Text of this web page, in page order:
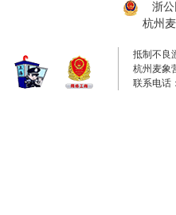
浙公
杭州
抵制不良
杭州麦象
联系电话